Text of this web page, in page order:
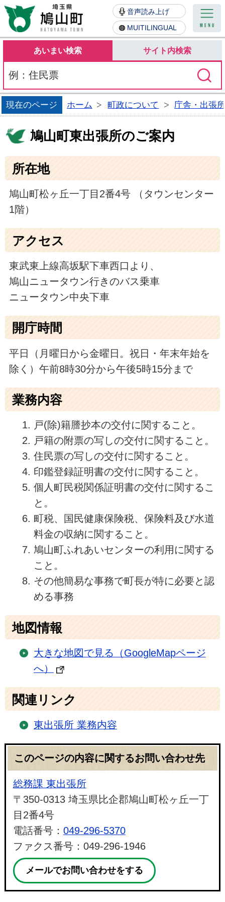
鳩山町
音声読み上げ
MUITILINGUAL
あいまい検索 サイト内検索
現在のページ ホーム 町政について 庁舎・出張
鳩山町東出張所のご案内
所在地
鳩山町松ヶ丘一丁目2番4号 （タウンセンター
1階）
アクセス
東武東上線高坂駅下車西口より、
鳩山ニュータウン行きのバス乗車
ニュータウン中央下車
開庁時間
平日（月曜日から金曜日。祝日・年末年始を
除く）午前8時30分から午後5時15分まで
業務内容
戸(除)籍謄抄本の交付に関すること。
戸籍の附票の写しの交付に関すること。
住民票の写しの交付に関すること。
印鑑登録証明書の交付に関すること。
個人町民税関係証明書の交付に関するこ
と。
町税、国民健康保険税、保険料及び水道
料金の収納に関すること。
鳩山町ふれあいセンターの利用に関する
こと。
その他簡易な事務で町長が特に必要と認
める事務
地図情報
大きな地図で見る（GoogleMapページ
へ）
関連リンク
東出張所 業務内容
このページの内容に関するお問い合わせ先
総務課 東出張所
〒350-0313 埼玉県比企郡鳩山町松ヶ丘一丁
目2番4号
電話番号： 049-296-5370
ファクス番号：049-296-1946
メールでお問い合わせをする